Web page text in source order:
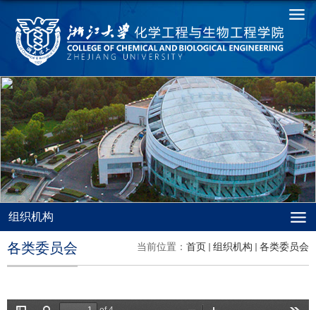
组织机构
当前位置： 首页 组织机构 各类委员会
各类委员会